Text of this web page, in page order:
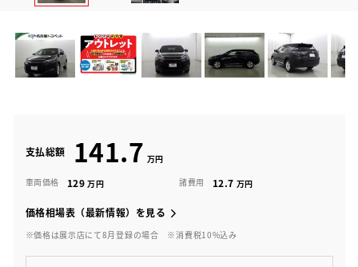
支払総額 141.7
車両価格 129 諸費用 12.7
価格相場表（最新情報）を見る
※価格は展示店にて8月登録の場合 ※消費税10%込み